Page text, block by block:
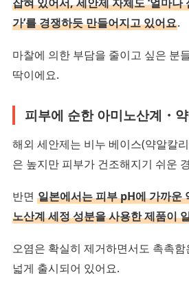
가’를 경쟁하듯 만들어지고 있어요.
마찰에 의한 부담을 줄이고 싶은 분
딱이에요.
피부에 순한 아미노산계・
해외 세안제는 비누 베이스(약알칼
은 높지만 피부가 건조해지기 쉬운
반면 일본에서는 피부 pH에 가까운
노산계 세정 성분을 사용한 제품이
오염은 확실히 제거하면서도 촉촉
넓게 출시되어 있어요.